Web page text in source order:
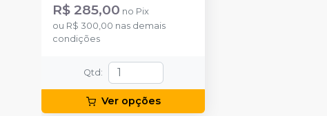
R$ 285,00 no Pix
ou R$ 300,00 nas demais
condições
Qtd :
Ver opções